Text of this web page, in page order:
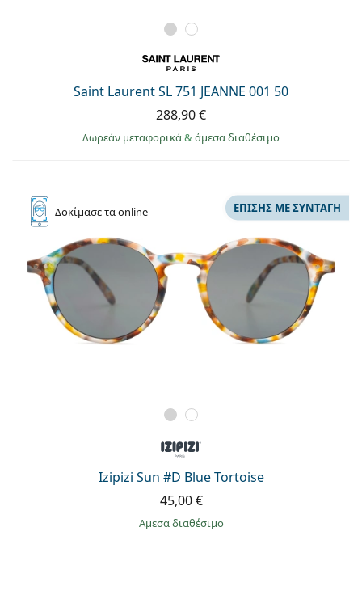
Saint Laurent SL 751 JEANNE 001 50
288,90 €
Δωρεάν μεταφορικά& άμεσα διαθέσιμο
Δοκίμασετα online
Izipizi Sun #D Blue Tortoise
ΕΠΊΣΗΣ ΜΕ ΣΥΝΤΑΓΉ
45,00 €
άμεσα διαθέσιμο